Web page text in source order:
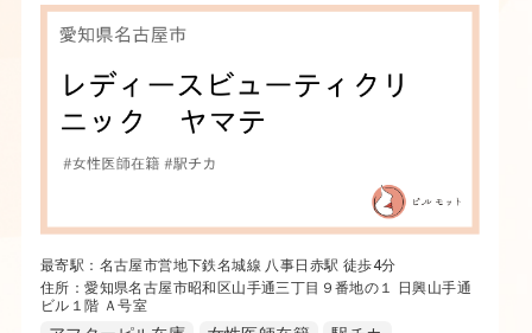
最寄駅：名古屋市営地下鉄名城線 八事日赤駅 徒歩4分
住所：愛知県名古屋市昭和区山手通三丁目９番地の１ 日興山手通
ビル１階 Ａ号室